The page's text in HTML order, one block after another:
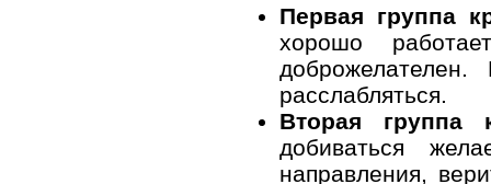
Первая группа
хорошо
расслабляться.
Вторая группа
добиваться
направления,